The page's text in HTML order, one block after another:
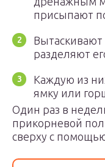
присыпают
Вытаскивают
разделяют
Каждую из
ямку или
Один раз в
прикорневой
сверху с